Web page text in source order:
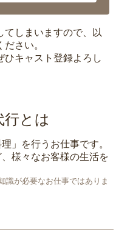
てしまいますので、以
さい。
ひキャスト登録よろし
行とは
」を行うお仕事です。
様々なお客様の生活を
識が必要なお仕事ではありま